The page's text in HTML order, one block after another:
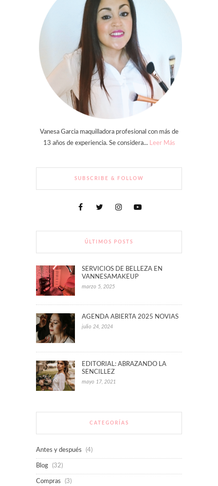
Vanesa Garcia maquilladora profesional con más de
13 años de experiencia. Se considera... Leer Más
SUBSCRIBE & FOLLOW
ÚLTIMOS POSTS
SERVICIOS DE BELLEZA EN
VANNESAMAKEUP
marzo 5, 2025
AGENDA ABIERTA 2025 NOVIAS
julio 24, 2024
EDITORIAL: ABRAZANDO LA
SENCILLEZ
mayo 17, 2021
CATEGORÍAS
Antes y después (4)
Blog (32)
Compras (3)